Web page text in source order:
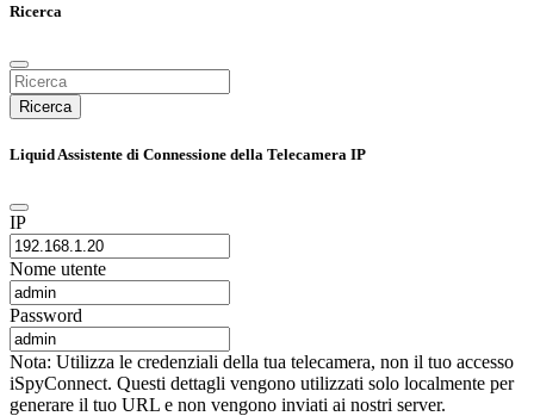
Ricerca
Ricerca
Liquid Assistente di Connessione della Telecamera IP
IP
Nome utente
Password
Nota: Utilizza le credenziali della tua telecamera, non il tuo accesso
iSpyConnect. Questi dettagli vengono utilizzati solo localmente per
generare il tuo URL e non vengono inviati ai nostri server.